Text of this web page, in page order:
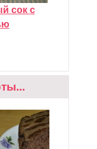
сок с